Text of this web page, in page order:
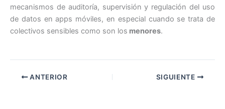
mecanismos de auditoría, supervisión y regulación del uso
de datos en apps móviles, en especial cuando se trata de
colectivos sensibles como son los menores.
ANTERIOR SIGUIENTE